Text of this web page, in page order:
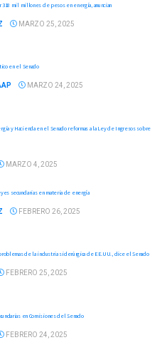
mil millones de pesos en energía, anuncian
MARZO 25, 2025
en el Senado
MARZO 24, 2025
y Hacienda en el Senado reformas a la Ley de Ingresos sobre
MARZO 4, 2025
secundarias en materia de energía
FEBRERO 26, 2025
de la industria siderúrgica de EE.UU., dice el Senado
FEBRERO 25, 2025
en Comisiones del Senado
FEBRERO 24, 2025